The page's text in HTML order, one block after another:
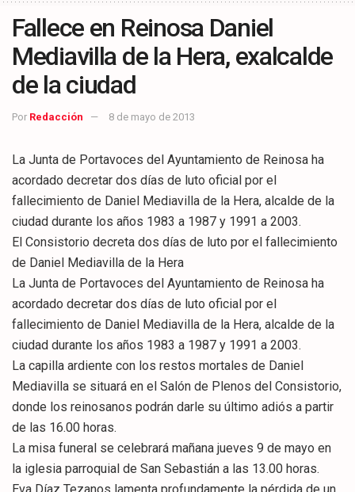
Fallece en Reinosa Daniel
Mediavilla de la Hera, exalcalde
de la ciudad
Por Redacción 8 de mayo de 2013
La Junta de Portavoces del Ayuntamiento de Reinosa ha
acordado decretar dos días de luto oficial por el
fallecimiento de Daniel Mediavilla de la Hera, alcalde de la
ciudad durante los años 1983 a 1987 y 1991 a 2003.
El Consistorio decreta dos días de luto por el fallecimiento
de Daniel Mediavilla de la Hera
La Junta de Portavoces del Ayuntamiento de Reinosa ha
acordado decretar dos días de luto oficial por el
fallecimiento de Daniel Mediavilla de la Hera, alcalde de la
ciudad durante los años 1983 a 1987 y 1991 a 2003.
La capilla ardiente con los restos mortales de Daniel
Mediavilla se situará en el Salón de Plenos del Consistorio,
donde los reinosanos podrán darle su último adiós a partir
de las 16.00 horas.
La misa funeral se celebrará mañana jueves 9 de mayo en
la iglesia parroquial de San Sebastián a las 13.00 horas.